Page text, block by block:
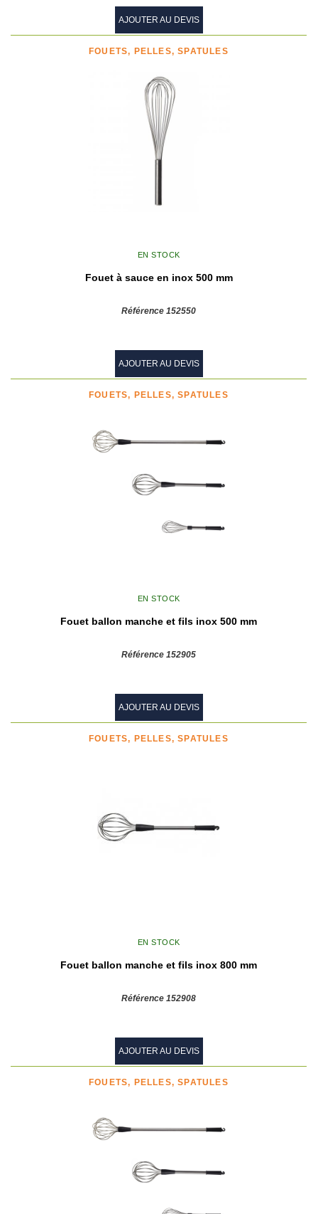
AJOUTER AU DEVIS
FOUETS, PELLES, SPATULES
EN STOCK
Fouet à sauce en inox 500 mm
Référence 152550
AJOUTER AU DEVIS
FOUETS, PELLES, SPATULES
EN STOCK
Fouet ballon manche et fils inox 500 mm
Référence 152905
AJOUTER AU DEVIS
FOUETS, PELLES, SPATULES
EN STOCK
Fouet ballon manche et fils inox 800 mm
Référence 152908
AJOUTER AU DEVIS
FOUETS, PELLES, SPATULES